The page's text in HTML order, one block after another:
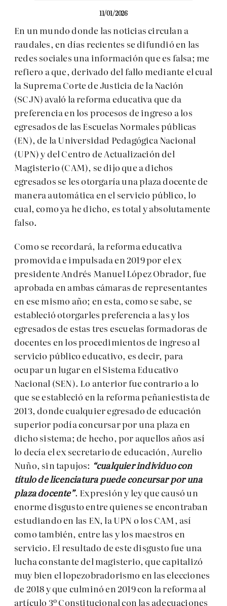
11/01/2026
En un mundo donde las noticias circulan a
raudales, en días recientes se difundió en las
redes sociales una información que es falsa; me
refiero a que, derivado del fallo mediante el cual
la Suprema Corte de Justicia de la Nación
(SCJN) avaló la reforma educativa que da
preferencia en los procesos de ingreso a los
egresados de las Escuelas Normales públicas
(EN), de la Universidad Pedagógica Nacional
(UPN) y del Centro de Actualización del
Magisterio (CAM), se dijo que a dichos
egresados se les otorgaría una plaza docente de
manera automática en el servicio público, lo
cual, como ya he dicho, es total y absolutamente
falso.
Como se recordará, la reforma educativa
promovida e impulsada en 2019 por el ex
presidente Andrés Manuel López Obrador, fue
aprobada en ambas cámaras de representantes
en ese mismo año; en esta, como se sabe, se
estableció otorgarles preferencia a las y los
egresados de estas tres escuelas formadoras de
docentes en los procedimientos de ingreso al
servicio público educativo, es decir, para
ocupar un lugar en el Sistema Educativo
Nacional (SEN). Lo anterior fue contrario a lo
que se estableció en la reforma peñaniestista de
2013, donde cualquier egresado de educación
superior podía concursar por una plaza en
dicho sistema; de hecho, por aquellos años así
lo decía el ex secretario de educación, Aurelio
Nuño, sin tapujos: “cualquier individuo con
título de licenciatura puede concursar por una
plaza docente”. Expresión y ley que causó un
enorme disgusto entre quienes se encontraban
estudiando en las EN, la UPN o los CAM, así
como también, entre las y los maestros en
servicio. El resultado de este disgusto fue una
lucha constante del magisterio, que capitalizó
muy bien el lopezobradorismo en las elecciones
de 2018 y que culminó en 2019 con la reforma al
artículo 3º Constitucional con las adecuaciones